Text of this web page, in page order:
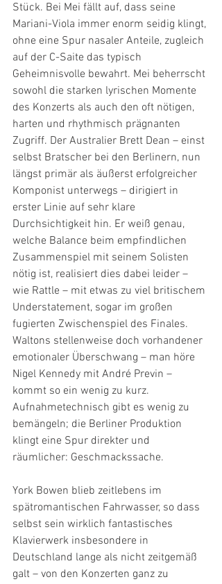
Stück. Bei Mei fällt auf, dass seine
Mariani-Viola immer enorm seidig klingt,
ohne eine Spur nasaler Anteile, zugleich
auf der C-Saite das typisch
Geheimnisvolle bewahrt. Mei beherrscht
sowohl die starken lyrischen Momente
des Konzerts als auch den oft nötigen,
harten und rhythmisch prägnanten
Zugriff. Der Australier Brett Dean – einst
selbst Bratscher bei den Berlinern, nun
längst primär als äußerst erfolgreicher
Komponist unterwegs – dirigiert in
erster Linie auf sehr klare
Durchsichtigkeit hin. Er weiß genau,
welche Balance beim empfindlichen
Zusammenspiel mit seinem Solisten
nötig ist, realisiert dies dabei leider –
wie Rattle – mit etwas zu viel britischem
Understatement, sogar im großen
fugierten Zwischenspiel des Finales.
Waltons stellenweise doch vorhandener
emotionaler Überschwang – man höre
Nigel Kennedy mit André Previn –
kommt so ein wenig zu kurz.
Aufnahmetechnisch gibt es wenig zu
bemängeln; die Berliner Produktion
klingt eine Spur direkter und
räumlicher: Geschmackssache.
York Bowen blieb zeitlebens im
spätromantischen Fahrwasser, so dass
selbst sein wirklich fantastisches
Klavierwerk insbesondere in
Deutschland lange als nicht zeitgemäß
galt – von den Konzerten ganz zu